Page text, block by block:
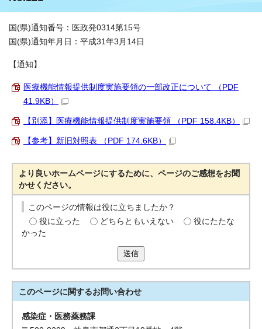
国(県)通知番号：医政発0314第15号
国(県)通知年月日：平成31年3月14日
【通知】
医療機能情報提供制度実施要領の一部改正について （PDF
41.9KB）
【別添】医療機能情報提供制度実施要領 （PDF 158.4KB）
【参考】新旧対照表 （PDF 174.6KB）
より良いホームページにするために、ページのご感想をお聞
かせください。
このページの情報は役に立ちましたか？
役に立った
どちらともいえない
役にたたな
かった
送信
このページに関するお問い合わせ
感染症・医務薬務課